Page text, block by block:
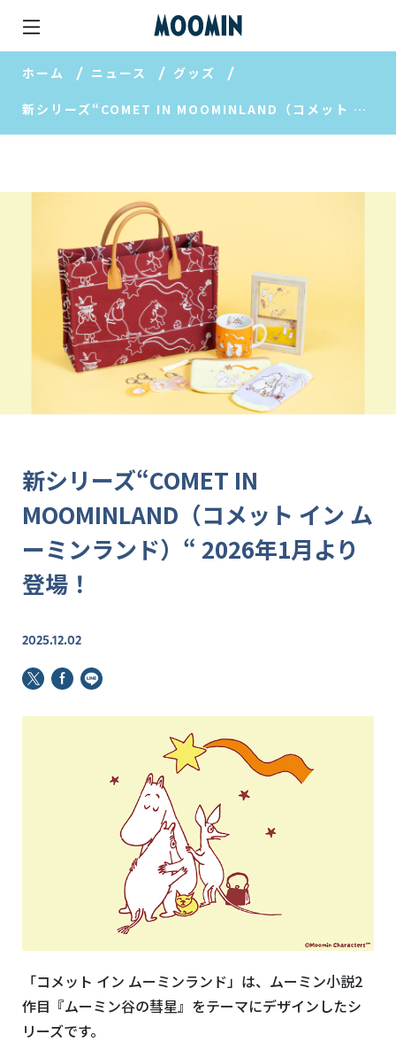
ホーム ニュース グッズ
新シリーズ“COMET IN MOOMINLAND（コメット イン ムーミンランド）“ 2026年1月より登場！
新シリーズ“COMET IN
MOOMINLAND（コメット イン ム
ーミンランド）“ 2026年1月より
登場！
2025.12.02
「コメット イン ムーミンランド」は、ムーミン小説2
作目『ムーミン谷の彗星』をテーマにデザインしたシ
リーズです。